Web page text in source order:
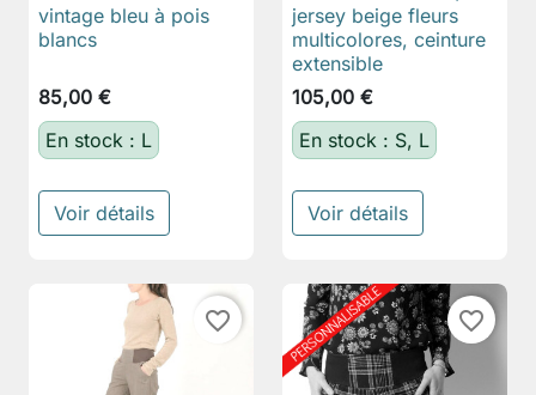
vintage bleu à pois
blancs
85,00 €
En stock : L
Voir détails
jersey beige fleurs
multicolores, ceinture
extensible
105,00 €
En stock : S, L
Voir détails
favorite_border favorite_border